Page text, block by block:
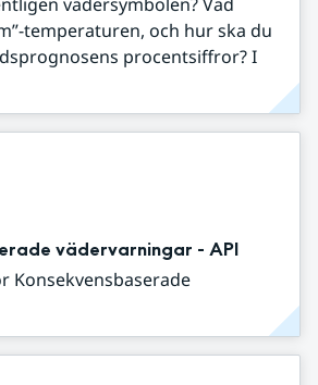
temperaturen, och hur ska du
procentsiffror? I
vädervarningar - API
Konsekvensbaserade